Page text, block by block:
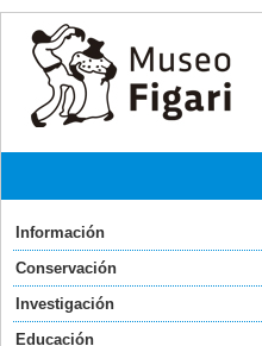
Información
Conservación
Investigación
Educación